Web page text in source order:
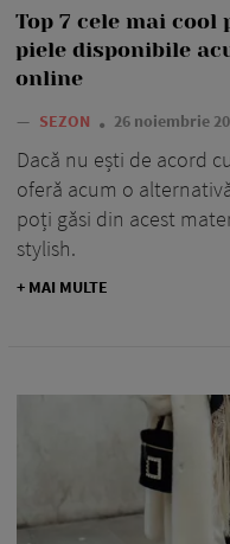
Top 7 cele mai
piele disponibile
online
— SEZON 26 noiembrie
Dacă nu ești de acord
oferă acum o
poți găsi din acest
stylish.
+ MAI MULTE